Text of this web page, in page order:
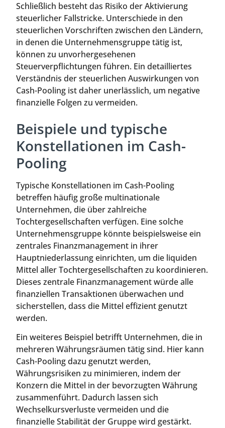
Schließlich besteht das Risiko der Aktivierung
steuerlicher Fallstricke. Unterschiede in den
steuerlichen Vorschriften zwischen den Ländern,
in denen die Unternehmensgruppe tätig ist,
können zu unvorhergesehenen
Steuerverpflichtungen führen. Ein detailliertes
Verständnis der steuerlichen Auswirkungen von
Cash-Pooling ist daher unerlässlich, um negative
finanzielle Folgen zu vermeiden.
Beispiele und typische
Konstellationen im Cash-
Pooling
Typische Konstellationen im Cash-Pooling
betreffen häufig große multinationale
Unternehmen, die über zahlreiche
Tochtergesellschaften verfügen. Eine solche
Unternehmensgruppe könnte beispielsweise ein
zentrales Finanzmanagement in ihrer
Hauptniederlassung einrichten, um die liquiden
Mittel aller Tochtergesellschaften zu koordinieren.
Dieses zentrale Finanzmanagement würde alle
finanziellen Transaktionen überwachen und
sicherstellen, dass die Mittel effizient genutzt
werden.
Ein weiteres Beispiel betrifft Unternehmen, die in
mehreren Währungsräumen tätig sind. Hier kann
Cash-Pooling dazu genutzt werden,
Währungsrisiken zu minimieren, indem der
Konzern die Mittel in der bevorzugten Währung
zusammenführt. Dadurch lassen sich
Wechselkursverluste vermeiden und die
finanzielle Stabilität der Gruppe wird gestärkt.